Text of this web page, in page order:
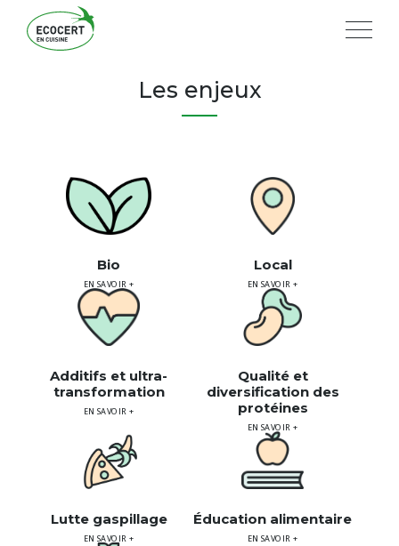
Les enjeux
Bio
EN SAVOIR +
Local
EN SAVOIR +
Additifs et ultra-
transformation
EN SAVOIR +
Qualité et
diversification des
protéines
EN SAVOIR +
Lutte gaspillage
EN SAVOIR +
Éducation alimentaire
EN SAVOIR +